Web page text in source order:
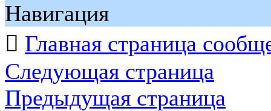
Навигация
 Главная страница
Следующая страница
Предыдущая страница